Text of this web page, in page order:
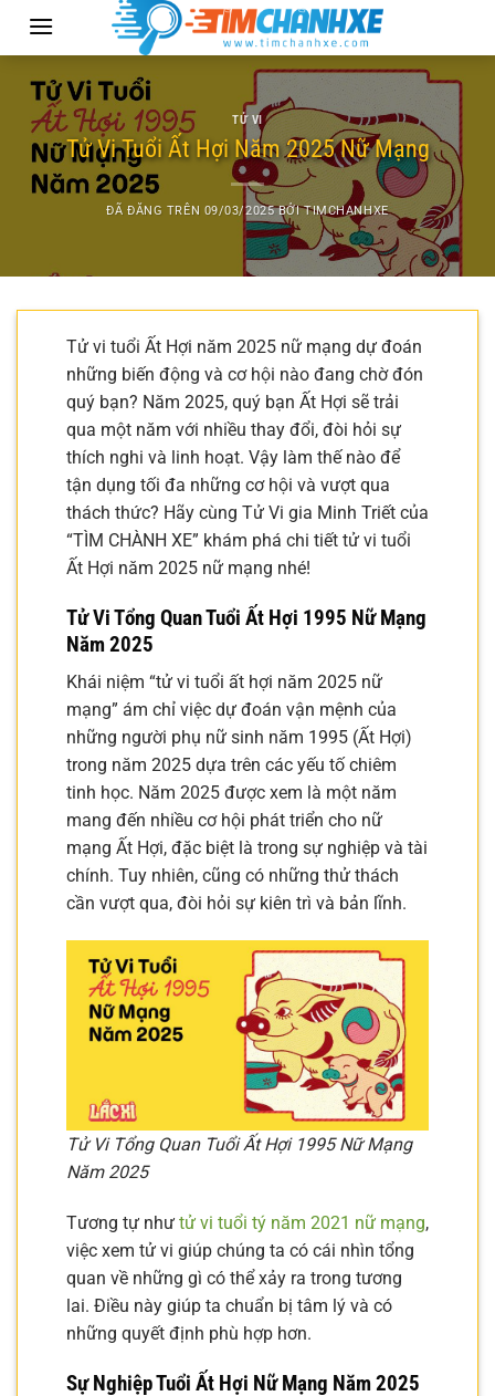
dung
TỬ VI
Tử Vi Tuổi Ất Hợi Năm 2025 Nữ Mạng
ĐÃ ĐĂNG TRÊN 09/03/2025 BỞITIMCHANHXE
Tử vi tuổi Ất Hợi năm 2025 nữ mạng dự đoán
những biến động và cơ hội nào đang chờ đón
quý bạn? Năm 2025, quý bạn Ất Hợi sẽ trải
qua một năm với nhiều thay đổi, đòi hỏi sự
thích nghi và linh hoạt. Vậy làm thế nào để
tận dụng tối đa những cơ hội và vượt qua
thách thức? Hãy cùng Tử Vi gia Minh Triết của
“TÌM CHÀNH XE” khám phá chi tiết tử vi tuổi
Ất Hợi năm 2025 nữ mạng nhé!
Tử Vi Tổng Quan Tuổi Ất Hợi 1995 Nữ Mạng
Năm 2025
Khái niệm “tử vi tuổi ất hợi năm 2025 nữ
mạng” ám chỉ việc dự đoán vận mệnh của
những người phụ nữ sinh năm 1995 (Ất Hợi)
trong năm 2025 dựa trên các yếu tố chiêm
tinh học. Năm 2025 được xem là một năm
mang đến nhiều cơ hội phát triển cho nữ
mạng Ất Hợi, đặc biệt là trong sự nghiệp và tài
chính. Tuy nhiên, cũng có những thử thách
cần vượt qua, đòi hỏi sự kiên trì và bản lĩnh.
Tử Vi Tổng Quan Tuổi Ất Hợi 1995 Nữ Mạng
Năm 2025
Tương tự như tử vi tuổi tý năm 2021 nữ mạng,
việc xem tử vi giúp chúng ta có cái nhìn tổng
quan về những gì có thể xảy ra trong tương
lai. Điều này giúp ta chuẩn bị tâm lý và có
những quyết định phù hợp hơn.
Sự Nghiệp Tuổi Ất Hợi Nữ Mạng Năm 2025